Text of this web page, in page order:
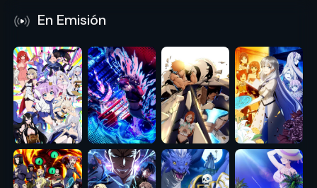
En Emisión